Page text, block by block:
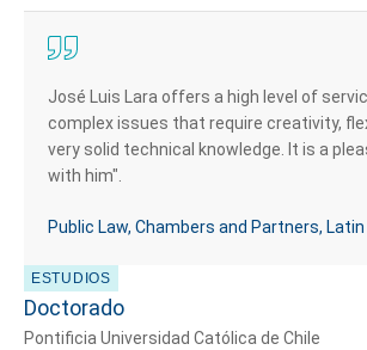
José Luis Lara offers a high level of
complex issues that require creativity,
very solid technical knowledge. It is a
with him".
Public Law, Chambers and Partners,
ESTUDIOS
Doctorado
Pontificia Universidad Católica de Chile